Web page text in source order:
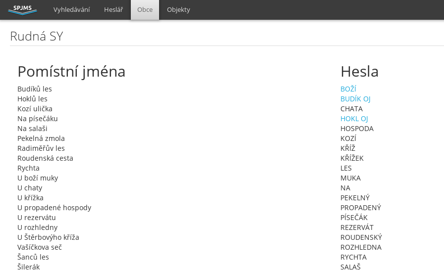
Vyhledávání Heslář Obce Objekty
Rudná SY
Pomístní jména
Budíků les
Hoklů les
Kozí ulička
Na písečáku
Na salaši
Pekelná zmola
Radiměřův les
Roudenská cesta
Rychta
U boží muky
U chaty
U křížka
U propadené hospody
U rezervátu
U rozhledny
U Štěrbovýho kříža
Vašíčkova seč
Šanců les
Šilerák
Hesla
BOŽÍ
BUDÍK OJ
CHATA
HOKL OJ
HOSPODA
KOZÍ
KŘÍŽ
KŘÍŽEK
LES
MUKA
NA
PEKELNÝ
PROPADENÝ
PÍSEČÁK
REZERVÁT
ROUDENSKÝ
ROZHLEDNA
RYCHTA
SALAŠ